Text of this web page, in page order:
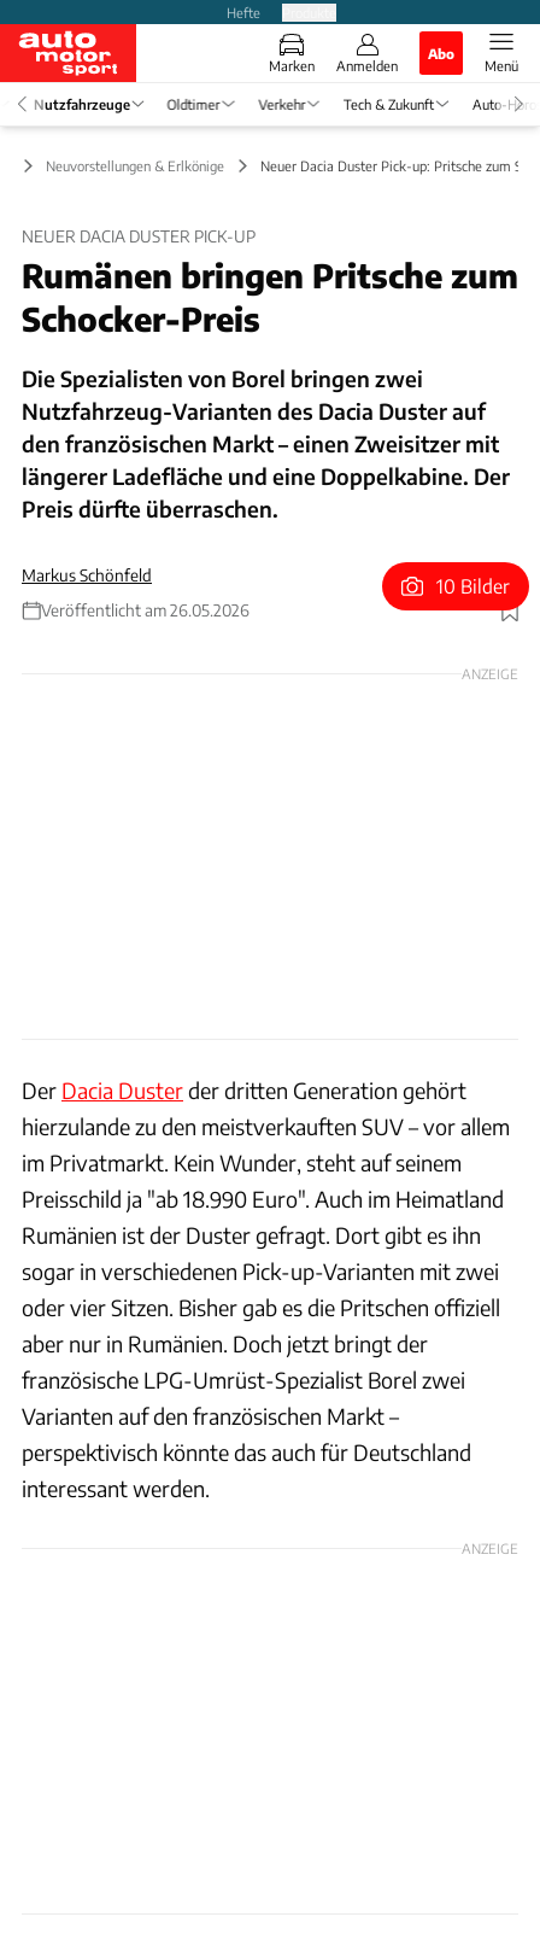
Hefte
Marken Anmelden
Abo
Menü
Nutzfahrzeuge Oldtimer Verkehr Tech & Zukunft Auto-
Neuvorstellungen & Erlkönige Neuer Dacia Duster Pick-up: Pritsche zum
NEUER DACIA DUSTER PICK-UP
Rumänen bringen Pritsche zum
Schocker-Preis
Die Spezialisten von Borel bringen zwei
Nutzfahrzeug-Varianten des Dacia Duster auf
den französischen Markt – einen Zweisitzer mit
längerer Ladefläche und eine Doppelkabine. Der
Preis dürfte überraschen.
Markus Schönfeld
Veröffentlicht am 26.05.2026
Foto: Borel
10 Bilder
ANZEIGE
Der Dacia Dusterder dritten Generation gehört
hierzulande zu den meistverkauften SUV – vor allem
im Privatmarkt. Kein Wunder, steht auf seinem
Preisschild ja "ab 18.990 Euro". Auch im Heimatland
Rumänien ist der Duster gefragt. Dort gibt es ihn
sogar in verschiedenen Pick-up-Varianten mit zwei
oder vier Sitzen. Bisher gab es die Pritschen offiziell
aber nur in Rumänien. Doch jetzt bringt der
französische LPG-Umrüst-Spezialist Borel zwei
Varianten auf den französischen Markt –
perspektivisch könnte das auch für Deutschland
interessant werden.
ANZEIGE